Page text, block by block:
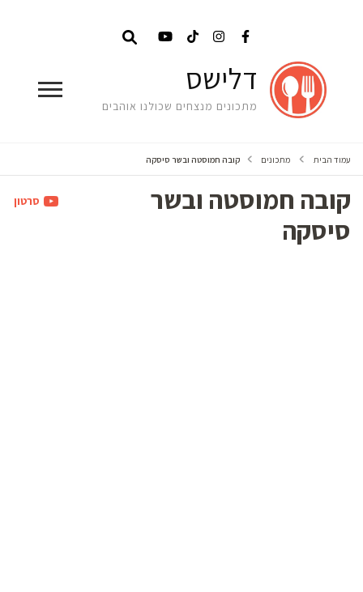
דלישס
מתכונים מנצחים שכולנו אוהבים
עמוד הבית מתכונים קובה חמוסטה ובשר סיסקה
קובה חמוסטה ובשר
סיסקה
סרטון